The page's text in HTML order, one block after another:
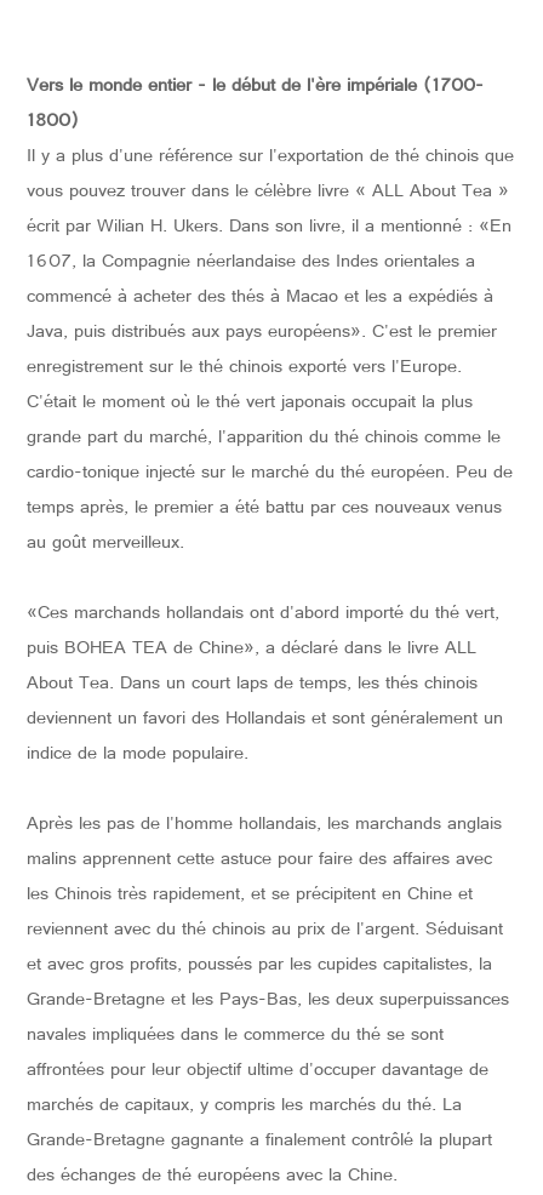
Vers le monde entier - le début de l'ère impériale (1700-
1800)
Il y a plus d'une référence sur l'exportation de thé chinois que
vous pouvez trouver dans le célèbre livre « ALL About Tea »
écrit par Wilian H. Ukers. Dans son livre, il a mentionné : «En
1607, la Compagnie néerlandaise des Indes orientales a
commencé à acheter des thés à Macao et les a expédiés à
Java, puis distribués aux pays européens». C'est le premier
enregistrement sur le thé chinois exporté vers l'Europe.
C'était le moment où le thé vert japonais occupait la plus
grande part du marché, l'apparition du thé chinois comme le
cardio-tonique injecté sur le marché du thé européen. Peu de
temps après, le premier a été battu par ces nouveaux venus
au goût merveilleux.
«Ces marchands hollandais ont d'abord importé du thé vert,
puis BOHEA TEA de Chine», a déclaré dans le livre ALL
About Tea. Dans un court laps de temps, les thés chinois
deviennent un favori des Hollandais et sont généralement un
indice de la mode populaire.
Après les pas de l'homme hollandais, les marchands anglais
malins apprennent cette astuce pour faire des affaires avec
les Chinois très rapidement, et se précipitent en Chine et
reviennent avec du thé chinois au prix de l'argent. Séduisant
et avec gros profits, poussés par les cupides capitalistes, la
Grande-Bretagne et les Pays-Bas, les deux superpuissances
navales impliquées dans le commerce du thé se sont
affrontées pour leur objectif ultime d'occuper davantage de
marchés de capitaux, y compris les marchés du thé. La
Grande-Bretagne gagnante a finalement contrôlé la plupart
des échanges de thé européens avec la Chine.